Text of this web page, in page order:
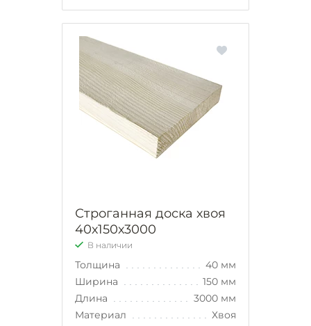
Строганная доска хвоя
40х150х3000
В наличии
Толщина
40 мм
Ширина
150 мм
Длина
3000 мм
Материал
Хвоя